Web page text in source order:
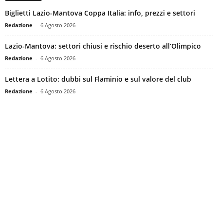
Biglietti Lazio-Mantova Coppa Italia: info, prezzi e settori
Redazione - 6 Agosto 2026
Lazio-Mantova: settori chiusi e rischio deserto all’Olimpico
Redazione - 6 Agosto 2026
Lettera a Lotito: dubbi sul Flaminio e sul valore del club
Redazione - 6 Agosto 2026